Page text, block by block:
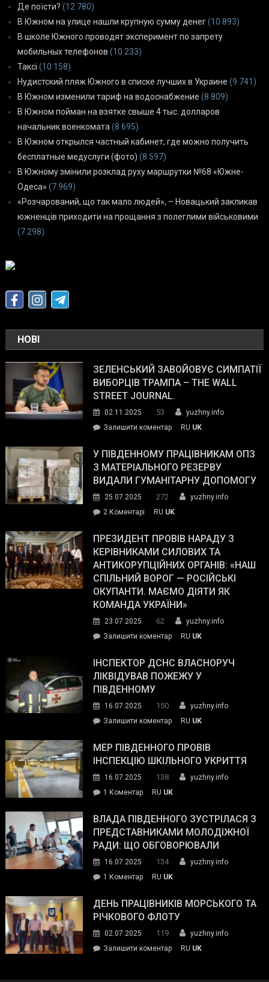
Де поїсти? (12 780)
В Южном на улице нашли крупную сумму денег(10 893)
В школе Южного проводят эксперимент по запрету
мобильных телефонов (10 233)
Таксі (10 158)
Нудистский пляж Южного в списке лучших в Украине (9 741)
В Южном изменили тариф на водоснабжение (8 809)
В Южном пойман на взятке свыше 4 тыс. долларов
начальник военкомата (8 695)
В Южном открылся частный кабинет, где можно получить
бесплатные медуслуги (фото) (8 597)
В Южному змінили розклад руху маршрутки №68 «Южне-
Одеса» (7 969)
«Розчарований, що так мало людей», – Новацький закликав
южненців приходити на прощання з полеглими військовими
(7 298)
НОВІ
ЗЕЛЕНСЬКИЙ ЗАВОЙОВУЄ СИМПАТІЇ
ВИБОРЦІВ ТРАМПА – THE WALL
STREET JOURNAL.
02.11.2025 53
yuzhny.info
Залишити коментарon
завойовує
симпатії
виборців
The
Street
Journal.
RU UK
У ПІВДЕННОМУ ПРАЦІВНИКАМ ОПЗ
З МАТЕРІАЛЬНОГО РЕЗЕРВУ
ВИДАЛИ ГУМАНІТАРНУ ДОПОМОГУ
25.07.2025 272
yuzhny.info
2 Коментарі
Південному
працівникам
ОПЗ
з
матеріального
резерву
гуманітарну
допомогу
RU UK
ПРЕЗИДЕНТ ПРОВІВ НАРАДУ З
КЕРІВНИКАМИ СИЛОВИХ ТА
АНТИКОРУПЦІЙНИХ ОРГАНІВ: «НАШ
СПІЛЬНИЙ ВОРОГ — РОСІЙСЬКІ
ОКУПАНТИ. МАЄМО ДІЯТИ ЯК
КОМАНДА УКРАЇНИ»
23.07.2025 62
yuzhny.info
Залишити коментарon
провів
нараду
силових
та
органів:
«Наш
спільний
окупанти.
Маємо
діяти
команда
RU UK
ІНСПЕКТОР ДСНС ВЛАСНОРУЧ
ЛІКВІДУВАВ ПОЖЕЖУ У
ПІВДЕННОМУ
16.07.2025 150
yuzhny.info
Залишити коментарon
ДСНС
власноруч
пожежу
у
RU UK
МЕР ПІВДЕННОГО ПРОВІВ
ІНСПЕКЦІЮ ШКІЛЬНОГО УКРИТТЯ
16.07.2025 138
yuzhny.info
1 Коментардо
Південного
провів
інспекцію
укриття
RU UK
ВЛАДА ПІВДЕННОГО ЗУСТРІЛАСЯ З
ПРЕДСТАВНИКАМИ МОЛОДІЖНОЇ
РАДИ: ЩО ОБГОВОРЮВАЛИ
16.07.2025 134
yuzhny.info
1 Коментардо
Південного
зустрілася
представниками
молодіжної
RU UK
ДЕНЬ ПРАЦІВНИКІВ МОРСЬКОГО ТА
РІЧКОВОГО ФЛОТУ
02.07.2025 119
yuzhny.info
Залишити коментарon
RU UK